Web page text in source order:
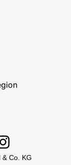
I
nCo. KG